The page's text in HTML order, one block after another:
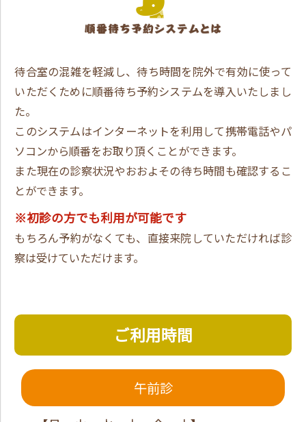
待合室の混雑を軽減し、待ち時間を院外で有効に使って
いただくために順番待ち予約システムを導入いたしまし
た。
このシステムはインターネットを利用して携帯電話やパ
ソコンから順番をお取り頂くことができます。
また現在の診察状況やおおよその待ち時間も確認するこ
とができます。
※初診の方でも利用が可能です
もちろん予約がなくても、直接来院していただければ診
察は受けていただけます。
ご利用時間
午前診